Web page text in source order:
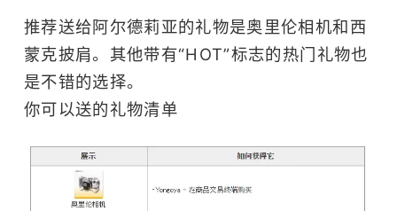
推荐送给阿尔德莉亚的礼物是奥里伦相机和西
蒙克披肩。其他带有“HOT”标志的热门礼物也
是不错的选择。
你可以送的礼物清单